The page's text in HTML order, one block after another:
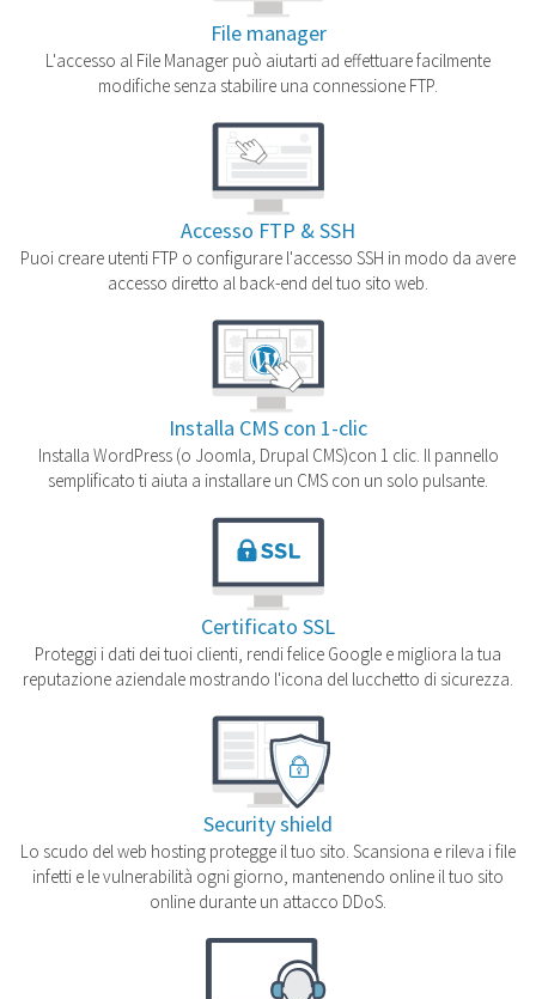
File manager
L'accesso al File Manager può aiutarti ad effettuare facilmente
modifiche senza stabilire una connessione FTP.
Accesso FTP & SSH
Puoi creare utenti FTP o configurare l'accesso SSH in modo da avere
accesso diretto al back-end del tuo sito web.
Installa CMS con 1-clic
Installa WordPress (o Joomla, Drupal CMS)con 1 clic. Il pannello
semplificato ti aiuta a installare un CMS con un solo pulsante.
Certificato SSL
Proteggi i dati dei tuoi clienti, rendi felice Google e migliora la tua
reputazione aziendale mostrando l'icona del lucchetto di sicurezza.
Security shield
Lo scudo del web hosting protegge il tuo sito. Scansiona e rileva i file
infetti e le vulnerabilità ogni giorno, mantenendo online il tuo sito
online durante un attacco DDoS.